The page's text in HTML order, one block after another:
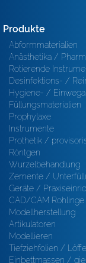
Produkte
Abformmaterialien
Anästhetika /
Rotierende
Desinfektions- /
Hygiene- /
Füllungsmaterialien
Prophylaxe
Instrumente
Prothetik /
Röntgen
Wurzelbehandlung
Zemente /
Geräte /
CAD/CAM Rohlinge
Modellherstellung
Artikulatoren
Modellieren
Tiefziehfolien /
Einbettmassen /